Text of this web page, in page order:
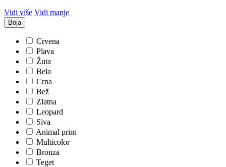
Vidi više Vidi manje
Boja
Crvena
Plava
Žuta
Bela
Crna
Bež
Zlatna
Leopard
Siva
Animal print
Multicolor
Bronza
Teget